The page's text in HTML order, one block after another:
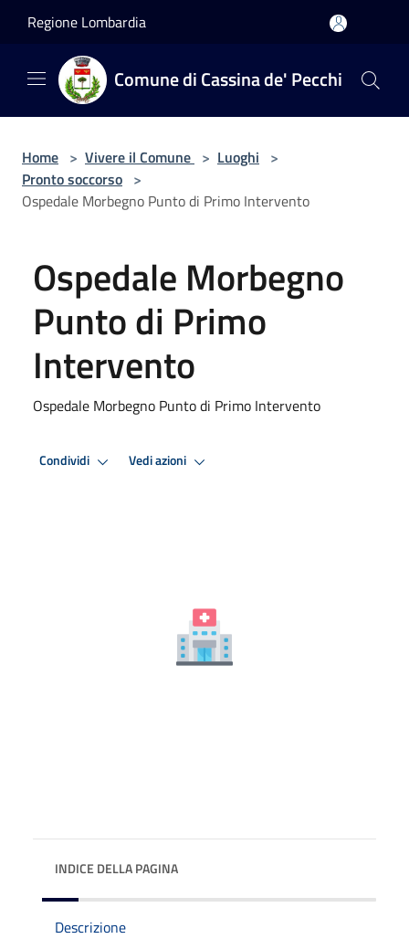
Regione Lombardia
Comune di Cassina de' Pecchi
Home > Vivere il Comune > Luoghi >
Pronto soccorso >
Ospedale Morbegno Punto di Primo Intervento
Ospedale Morbegno
Punto di Primo
Intervento
Ospedale Morbegno Punto di Primo Intervento
Condividi Vedi azioni
INDICE DELLA PAGINA
Descrizione